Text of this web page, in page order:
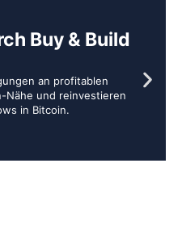
Buy & Build
an profitablen
Nähe und reinvestieren
in Bitcoin.